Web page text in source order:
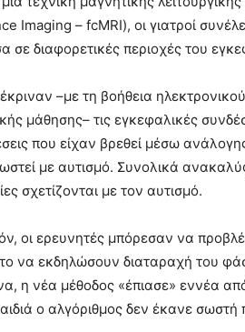
Imaging – fcMRI), οι γιατροί
σε διαφορετικές περιοχές του
–με τη βοήθεια
μάθησης– τις εγκεφαλικές
που είχαν βρεθεί μέσω
με αυτισμό. Συνολικά
σχετίζονται με τον αυτισμό.
οι ερευνητές μπόρεσαν να
να εκδηλώσουν διαταραχή του
η νέα μέθοδος «έπιασε» εννέα
ο αλγόριθμος δεν έκανε